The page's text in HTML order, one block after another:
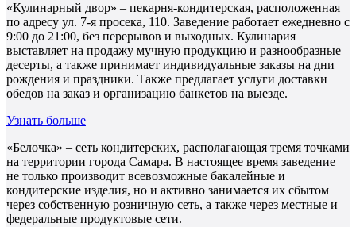
«Кулинарный двор» – пекарня-кондитерская, расположенная
по адресу ул. 7-я просека, 110. Заведение работает ежедневно с
9:00 до 21:00, без перерывов и выходных. Кулинария
выставляет на продажу мучную продукцию и разнообразные
десерты, а также принимает индивидуальные заказы на дни
рождения и праздники. Также предлагает услуги доставки
обедов на заказ и организацию банкетов на выезде.
Узнать больше
«Белочка» – сеть кондитерских, располагающая тремя точками
на территории города Самара. В настоящее время заведение
не только производит всевозможные бакалейные и
кондитерские изделия, но и активно занимается их сбытом
через собственную розничную сеть, а также через местные и
федеральные продуктовые сети.